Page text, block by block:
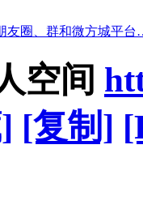
友圈、群和微方城平
空间
[复制]